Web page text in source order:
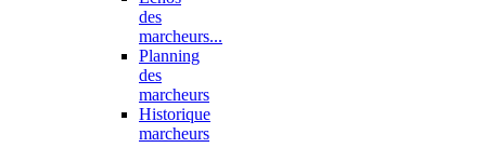
des
marcheurs...
Planning
des
marcheurs
Historique
marcheurs